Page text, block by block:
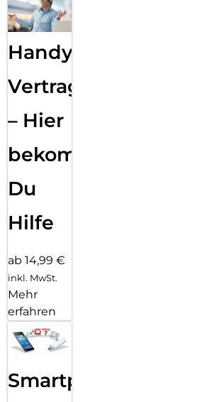
Handy
Vertragsabwicklung
– Hier
bekommst
Du
Hilfe
ab 14,99 €
inkl. MwSt.
Mehr
erfahren
Smartphone